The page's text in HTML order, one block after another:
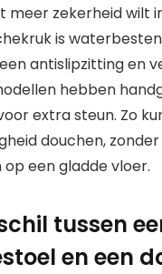
meer zekerheid wilt
is
antislipzitting en
hebben
extra steun. Zo
douchen,
een gladde vloer.
tussen
en een